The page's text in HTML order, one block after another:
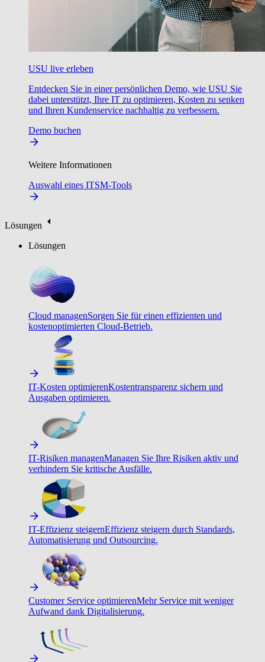
USU live erleben
Entdecken Sie in einer persönlichen Demo, wie USU Sie
dabei unterstützt, Ihre IT zu optimieren, Kosten zu senken
und Ihren Kundenservice nachhaltig zu verbessern.
Demo buchen
Weitere Informationen
Auswahl eines ITSM-Tools
Lösungen
Lösungen
Cloud managenSorgen Sie für einen effizienten und
kostenoptimierten Cloud-Betrieb.
IT-Kosten optimierenKostentransparenz sichern und
Ausgaben optimieren.
IT-Risiken managenManagen Sie Ihre Risiken aktiv und
verhindern Sie kritische Ausfälle.
IT-Effizienz steigernEffizienz steigern durch Standards,
Automatisierung und Outsourcing.
Customer Service optimierenMehr Service mit weniger
Aufwand dank Digitalisierung.